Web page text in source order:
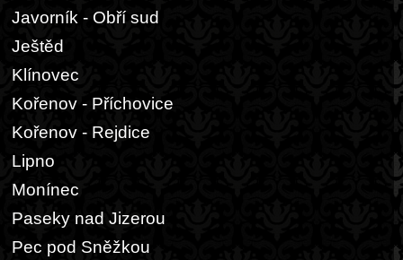
Javorník - Obří sud
Ještěd
Klínovec
Kořenov - Příchovice
Kořenov - Rejdice
Lipno
Monínec
Paseky nad Jizerou
Pec pod Sněžkou